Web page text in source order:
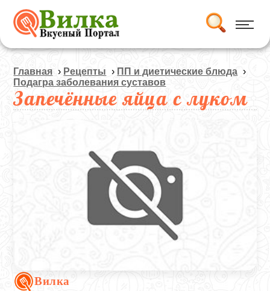
Главная › Рецепты › ПП и диетические блюда ›
Подагра заболевания суставов
Запечённые яйца с луком
Вилка